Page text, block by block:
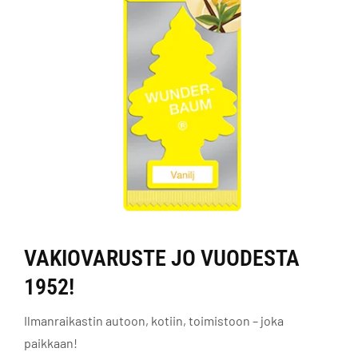
VAKIOVARUSTE JO VUODESTA
1952!
Ilmanraikastin autoon, kotiin, toimistoon – joka
paikkaan!